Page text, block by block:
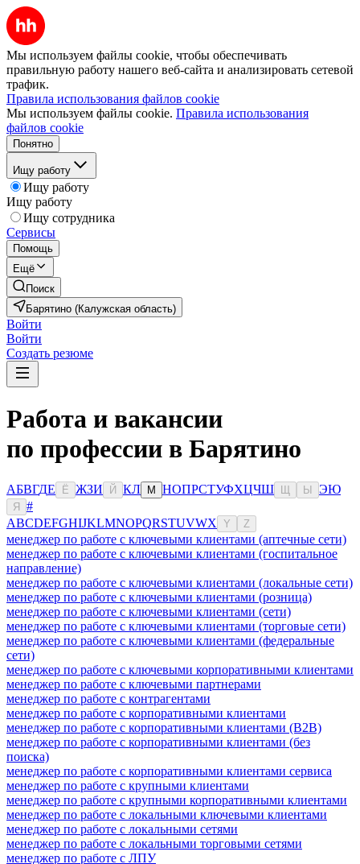
Мы используем файлы cookie, чтобы обеспечивать
правильную работу нашего веб-сайта и анализировать сетевой
трафик.
Правила использования файлов cookie
Мы используем файлы cookie. Правила использования
файлов cookie
Понятно
Ищу работу
Ищу работу
Ищу работу
Ищу сотрудника
Сервисы
Помощь
Ещё
Поиск
Барятино (Калужская область)
Войти
Войти
Создать резюме
Работа и вакансии
по профессии в Барятино
АБВГДЕ Ё ЖЗИ Й КЛ М НОПРСТУФХЦЧШ Ы ЭЮ
Я
#
ABCDEFGHIJKLMNOPQRSTUVWX Y Z
менеджер по работе с ключевыми клиентами (аптечные сети)
менеджер по работе с ключевыми клиентами (госпитальное
направление)
менеджер по работе с ключевыми клиентами (локальные сети)
менеджер по работе с ключевыми клиентами (розница)
менеджер по работе с ключевыми клиентами (сети)
менеджер по работе с ключевыми клиентами (торговые сети)
менеджер по работе с ключевыми клиентами (федеральные
сети)
менеджер по работе с ключевыми корпоративными клиентами
менеджер по работе с ключевыми партнерами
менеджер по работе с контрагентами
менеджер по работе с корпоративными клиентами
менеджер по работе с корпоративными клиентами (B2B)
менеджер по работе с корпоративными клиентами (без
поиска)
менеджер по работе с корпоративными клиентами сервиса
менеджер по работе с крупными клиентами
менеджер по работе с крупными корпоративными клиентами
менеджер по работе с локальными ключевыми клиентами
менеджер по работе с локальными сетями
менеджер по работе с локальными торговыми сетями
менеджер по работе с ЛПУ